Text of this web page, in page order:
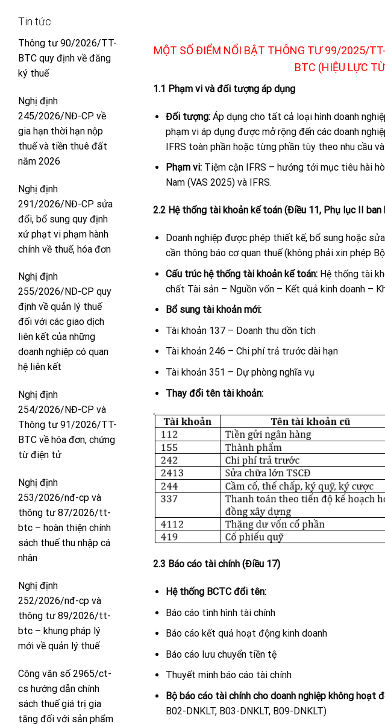
Tin tức
Thông tư 90/2026/TT-
BTC quy định về đăng
ký thuế
Nghị định
245/2026/NĐ-CP về
gia hạn thời hạn nộp
thuế và tiền thuê đất
năm 2026
Nghị định
291/2026/NĐ-CP sửa
đổi, bổ sung quy định
xử phạt vi phạm hành
chính về thuế, hóa đơn
Nghị định
255/2026/ND-CP quy
định về quản lý thuế
đối với các giao dịch
liên kết của những
doanh nghiệp có quan
hệ liên kết
Nghị định
254/2026/NĐ-CP và
Thông tư 91/2026/TT-
BTC về hóa đơn, chứng
từ điện tử
Nghị định
253/2026/nđ-cp và
thông tư 87/2026/tt-
btc – hoàn thiện chính
sách thuế thu nhập cá
nhân
Nghị định
252/2026/nđ-cp và
thông tư 89/2026/tt-
btc – khung pháp lý
mới về quản lý thuế
Công văn số 2965/ct-
cs hướng dẫn chính
sách thuế giá trị gia
tăng đối với sản phẩm
MỘT SỐ ĐIỂM NỔI BẬT THÔNG TƯ 99/2025/
BTC (HIỆU LỰC
1.1 Phạm vi và đối tượng áp dụng
Đối tượng:Áp dụng cho tất cả loại hình doanh
phạm vi áp dụng được mở rộng đến các doanh
IFRS toàn phần hoặc từng phần tùy theo nhu cầu
Phạm vi:Tiệm cận IFRS – hướng tới mục tiêu hài
Nam (VAS 2025) và IFRS.
2.2 Hệ thống tài khoản kế toán (Điều 11, Phụ lục II
Doanh nghiệp được phép thiết kế, bổ sung hoặc
cần thông báo cơ quan thuế (không phải xin phép
Cấu trúc hệ thống tài khoản kế toán:Hệ thống tài
chất Tài sản – Nguồn vốn – Kết quả kinh doanh –
Bổ sung tài khoản mới:
Tài khoản 137 – Doanh thu dồn tích
Tài khoản 246 – Chi phí trả trước dài hạn
Tài khoản 351 – Dự phòng nghĩa vụ
Thay đổi tên tài khoản:
2.3 Báo cáo tài chính (Điều 17)
Hệ thống BCTC đổi tên:
Báo cáo tình hình tài chính
Báo cáo kết quả hoạt động kinh doanh
Báo cáo lưu chuyển tiền tệ
Thuyết minh báo cáo tài chính
Bộ báo cáo tài chính cho doanh nghiệp không hoạt
B02-DNKLT, B03-DNKLT, B09-DNKLT)